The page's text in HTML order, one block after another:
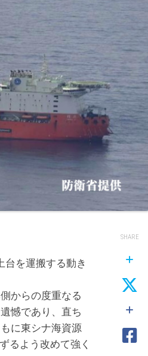
台を運搬する動き
からの度重なる
憾であり、直ち
に東シナ海資源
るよう改めて強く
SHARE